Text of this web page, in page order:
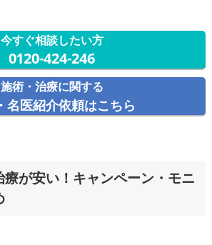
今すぐ相談したい方
0120-424-246
施術・治療に関する
名医紹介依頼はこちら
療が安い！キャンペーン・モニ